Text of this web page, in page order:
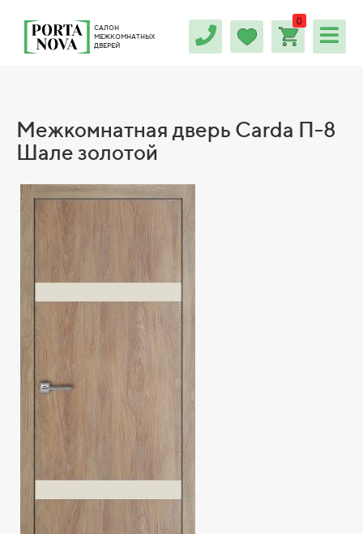
САЛОН
МЕЖКОМНАТНЫХ
ДВЕРЕЙ
0
Межкомнатная дверь Carda П-8
Шале золотой